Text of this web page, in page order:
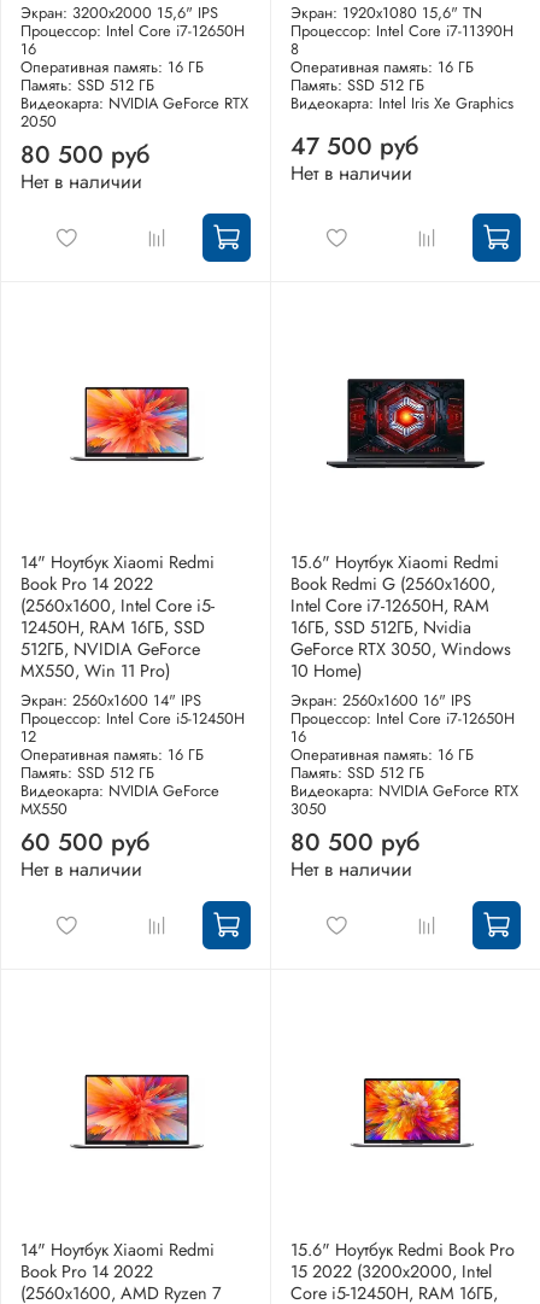
Экран: 3200x2000 15,6" IPS
Процессор: Intel Core i7-12650H
16
Оперативная память: 16 ГБ
Память: SSD 512 ГБ
Видеокарта: NVIDIA GeForce RTX
2050
80 500 руб
Нет в наличии
Экран: 1920x1080 15,6" TN
Процессор: Intel Core i7-11390H
8
Оперативная память: 16 ГБ
Память: SSD 512 ГБ
Видеокарта: Intel Iris Xe Graphics
47 500 руб
Нет в наличии
14" Ноутбук Xiaomi Redmi
Book Pro 14 2022
(2560x1600, Intel Core i5-
12450H, RAM 16ГБ, SSD
512ГБ, NVIDIA GeForce
MX550, Win 11 Pro)
Экран: 2560x1600 14" IPS
Процессор: Intel Core i5-12450H
12
Оперативная память: 16 ГБ
Память: SSD 512 ГБ
Видеокарта: NVIDIA GeForce
MX550
60 500 руб
Нет в наличии
15.6" Ноутбук Xiaomi Redmi
Book Redmi G (2560x1600,
Intel Core i7-12650H, RAM
16ГБ, SSD 512ГБ, Nvidia
GeForce RTX 3050, Windows
10 Home)
Экран: 2560x1600 16" IPS
Процессор: Intel Core i7-12650H
16
Оперативная память: 16 ГБ
Память: SSD 512 ГБ
Видеокарта: NVIDIA GeForce RTX
3050
80 500 руб
Нет в наличии
14" Ноутбук Xiaomi Redmi
Book Pro 14 2022
(2560x1600, AMD Ryzen 7
15.6" Ноутбук Redmi Book Pro
15 2022 (3200x2000, Intel
Core i5-12450H, RAM 16ГБ,